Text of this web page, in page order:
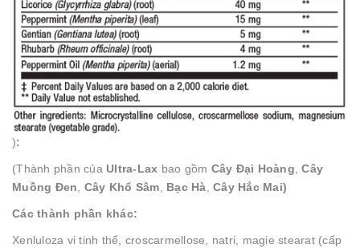
):
(Thành phần của Ultra-Lax bao gồm Cây Đại Hoàng ,Cây
Muồng Đen
Cây Khổ Sâm Bạc Hà Cây Hắc Mai)
Cácthành phần khác:
Xenluloza vi tinh thể, croscarmellose, natri, magie stearat (cấp